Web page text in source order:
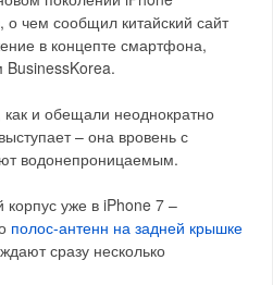
о чем сообщил китайский сайт
в концепте смартфона,
BusinessKorea.
как и обещали неоднократно
– она вровень с
водонепроницаемым.
корпус уже в iPhone 7 –
полос-антенн на задней крышке
сразу несколько